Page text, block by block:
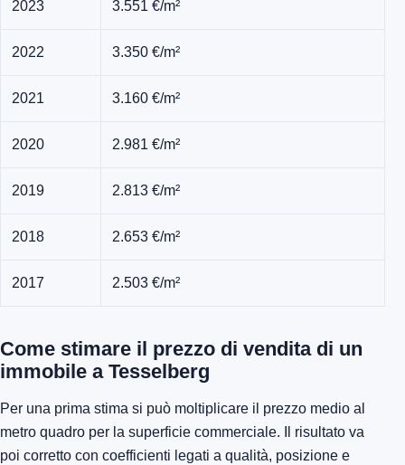
2023 3.551 €/m²
2022 3.350 €/m²
2021 3.160 €/m²
2020 2.981 €/m²
2019 2.813 €/m²
2018 2.653 €/m²
2017 2.503 €/m²
Come stimare il prezzo di vendita di un
immobile a Tesselberg
Per una prima stima si può moltiplicare il prezzo medio al
metro quadro per la superficie commerciale. Il risultato va
poi corretto con coefficienti legati a qualità, posizione e